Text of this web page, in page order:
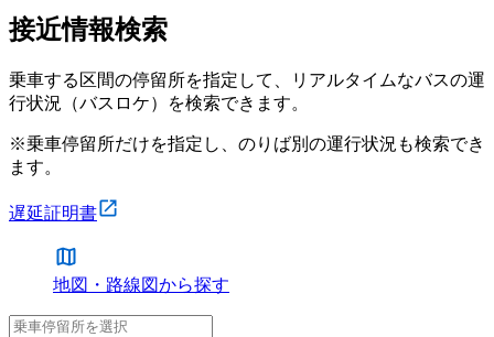
接近情報検索
乗車する区間の停留所を指定して、リアルタイムなバスの運
行状況（バスロケ）を検索できます。
※乗車停留所だけを指定し、のりば別の運行状況も検索でき
ます。
遅延証明書
地図・路線図から探す